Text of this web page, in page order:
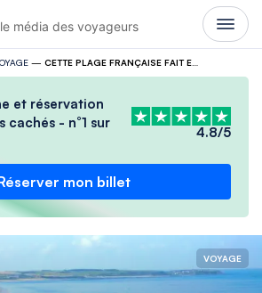
le média des voyageurs
— CETTE PLAGE FRANÇAISE FAIT EXPLOSER LES MOTEURS DE RECHERCHE. VAUT-ELLE VRAIMENT LE COUP ?
et réservation
cachés - n°1 sur
4.8/5
mon billet
VOYAGE